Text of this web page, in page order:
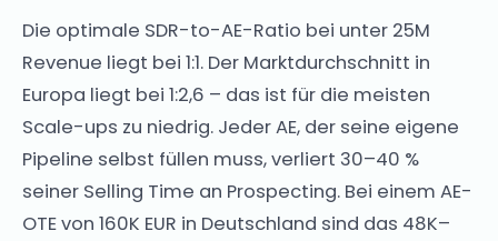
Die optimale SDR-to-AE-Ratio bei unter 25M
Revenue liegt bei 1:1. Der Marktdurchschnitt in
Europa liegt bei 1:2,6 – das ist für die meisten
Scale-ups zu niedrig. Jeder AE, der seine eigene
Pipeline selbst füllen muss, verliert 30–40 %
seiner Selling Time an Prospecting. Bei einem AE-
OTE von 160K EUR in Deutschland sind das 48K–